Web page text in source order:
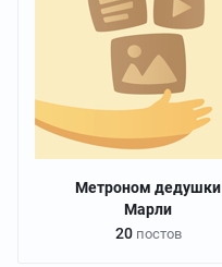
Метроном дедушки
Марли
20постов